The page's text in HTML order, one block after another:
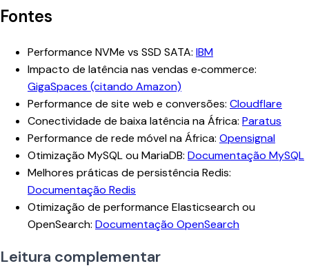
Fontes
Performance NVMe vs SSD SATA: IBM
Impacto de latência nas vendas e‑commerce:
GigaSpaces (citando Amazon)
Performance de site web e conversões: Cloudflare
Conectividade de baixa latência na África: Paratus
Performance de rede móvel na África: Opensignal
Otimização MySQL ou MariaDB: Documentação MySQL
Melhores práticas de persistência Redis:
Documentação Redis
Otimização de performance Elasticsearch ou
OpenSearch: Documentação OpenSearch
Leitura complementar